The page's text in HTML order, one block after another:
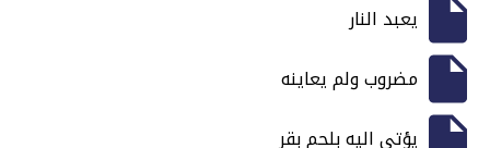
يعبد النار
مضروب ولم يعاينه
يؤتى اليه بلحم بقر